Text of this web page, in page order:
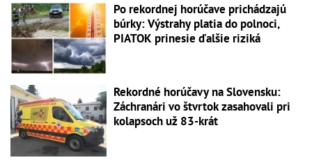
Po rekordnej horúčave prichádzajú
búrky: Výstrahy platia do polnoci,
PIATOK prinesie ďalšie riziká
Rekordné horúčavy na Slovensku:
Záchranári vo štvrtok zasahovali pri
kolapsoch už 83-krát